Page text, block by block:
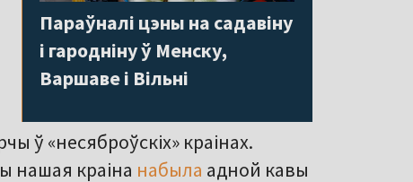
Параўналі цэны на садавіну
і гародніну ў Менску,
Варшаве і Вільні
ў «несяброўскіх» краінах.
нашая краіна набыла адной кавы